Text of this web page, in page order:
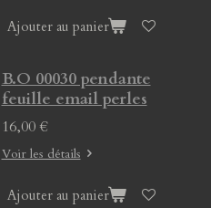
Ajouter au panier
B.O 00030 pendante
feuille email perles
16,00 €
Voir les détails
Ajouter au panier